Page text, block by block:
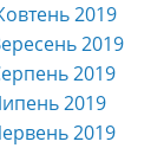
2019
2019
2019
2019
2019